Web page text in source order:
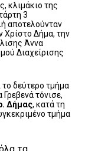
κλιμάκιο της
3
αποτελούνταν
Δήμα, την
Άννα
Διαχείρισης
δεύτερο τμήμα
τόνισε,
Δήμας, κατά τη
τμήμα